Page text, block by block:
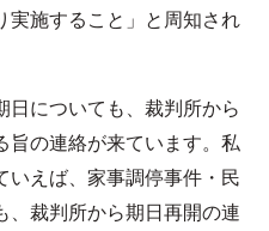
実施すること」と周知され
日についても、裁判所から
旨の連絡が来ています。私
いえば、家事調停事件・民
、裁判所から期日再開の連